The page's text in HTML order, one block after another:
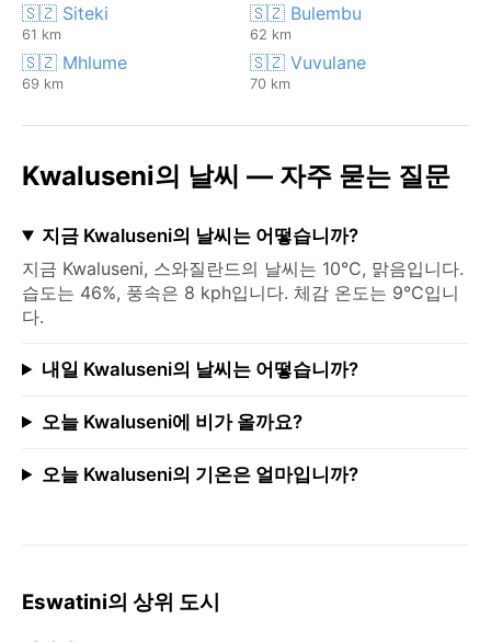
🇸🇿 Siteki
61 km
🇸🇿 Bulembu
62 km
🇸🇿 Mhlume
69 km
🇸🇿 Vuvulane
70 km
Kwaluseni의 날씨 — 자주 묻는 질문
지금 Kwaluseni의 날씨는 어떻습니까?
지금 Kwaluseni, 스와질란드의 날씨는 10°C, 맑음입니다.
습도는 46%, 풍속은 8 kph입니다. 체감 온도는 9°C입니
다.
내일 Kwaluseni의 날씨는 어떻습니까?
오늘 Kwaluseni에 비가 올까요?
오늘 Kwaluseni의 기온은 얼마입니까?
Eswatini의 상위 도시